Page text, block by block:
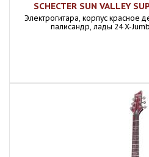
SCHECTER SUN VALLEY
Электрогитара, корпус красное
палисандр, лады 24 X-